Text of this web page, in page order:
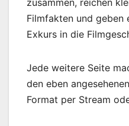
Filmfakten und geben
Exkurs in die
Jede weitere Seite
den eben
Format per Stream